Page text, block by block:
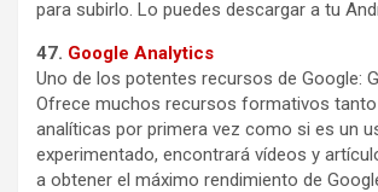
para subirlo. Lo puedes descargar a tu
47. Google Analytics
Uno de los potentes recursos de Google:
Ofrece muchos recursos formativos
analíticas por primera vez como si es un
experimentado, encontrará vídeos y
a obtener el máximo rendimiento de